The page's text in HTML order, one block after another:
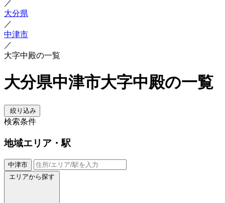
／
大分県
／
中津市
／
大字中殿の一覧
大分県中津市大字中殿の一覧
絞り込み
検索条件
地域エリア・駅
中津市
エリアから探す